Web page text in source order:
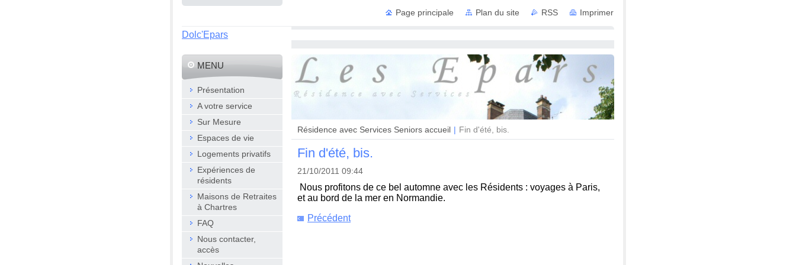
Dolc'Epars
Résidence avec Services
Résidence avec Services Seniors accueil Fin d'été, bis.
Fin d'été, bis.
21/10/2011 09:44
Nous profitons de ce bel automne avec les Résidents : voyages à Paris,
et au bord de la mer en Normandie.
Précédent
MENU
Présentation
A votre service
Sur Mesure
Espaces de vie
Logements privatifs
Expériences de
résidents
Maisons de Retraites
à Chartres
FAQ
Nous contacter,
accès
Page principale Plan du site RSS Imprimer